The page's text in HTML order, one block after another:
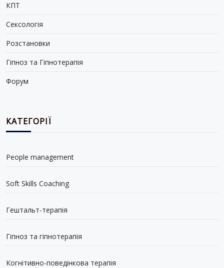
КПТ
Сексологія
Розстановки
Гіпноз та Гіпнотерапія
Форум
КАТЕГОРІЇ
People management
Soft Skills Coaching
Гештальт-терапія
Гіпноз та гіпнотерапія
Когнітивно-поведінкова терапія